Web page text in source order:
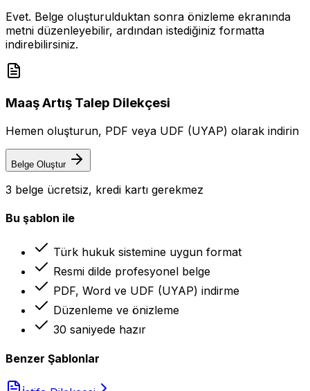
Evet. Belge oluşturulduktan sonra önizleme ekranında
metni düzenleyebilir, ardından istediğiniz formatta
indirebilirsiniz.
Maaş Artış Talep Dilekçesi
Hemen oluşturun, PDF veya UDF (UYAP) olarak indirin
Belge Oluştur
3 belge ücretsiz, kredi kartı gerekmez
Bu şablon ile
Türk hukuk sistemine uygun format
Resmi dilde profesyonel belge
PDF, Word ve UDF (UYAP) indirme
Düzenleme ve önizleme
30 saniyede hazır
Benzer Şablonlar